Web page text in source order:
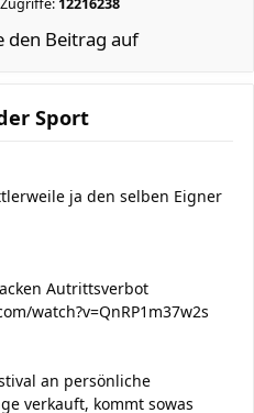
Zugriffe: 12216238
den Beitrag auf
Sport
ja den selben Eigner
Autrittsverbot
watch?v=QnRP1m37w2s
an persönliche
verkauft, kommt sowas